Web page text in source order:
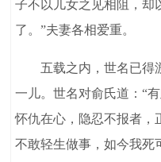
子不以儿女之见相阻，却
了。”夫妻各相爱重。
五载之内，世名已得
一儿。世名对俞氏道：“
怀仇在心，隐忍不报者，
不敢轻生做事，如今我死